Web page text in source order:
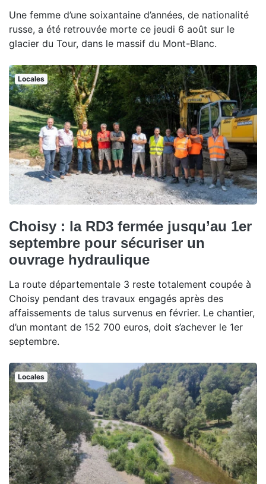
Une femme d’une soixantaine d’années, de nationalité
russe, a été retrouvée morte ce jeudi 6 août sur le
glacier du Tour, dans le massif du Mont-Blanc.
Locales
Choisy : la RD3 fermée jusqu’au 1er
septembre pour sécuriser un
ouvrage hydraulique
La route départementale 3 reste totalement coupée à
Choisy pendant des travaux engagés après des
affaissements de talus survenus en février. Le chantier,
d’un montant de 152 700 euros, doit s’achever le 1er
septembre.
Locales